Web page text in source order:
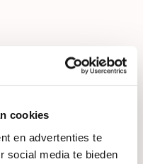
cookies
en advertenties te
social media te bieden